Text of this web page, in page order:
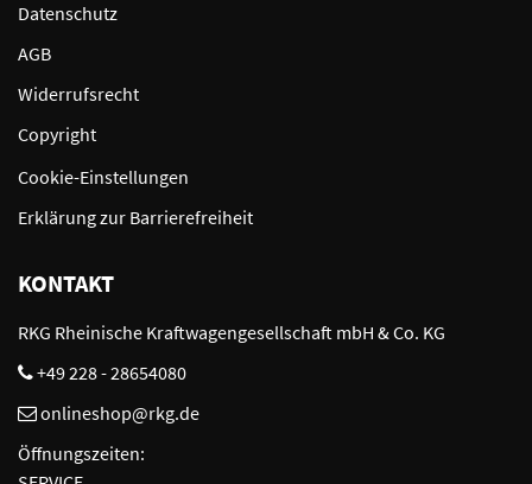
Datenschutz
AGB
Widerrufsrecht
Copyright
Cookie-Einstellungen
Erklärung zur Barrierefreiheit
KONTAKT
RKG Rheinische Kraftwagengesellschaft mbH & Co. KG
+49 228 - 28654080
onlineshop@rkg.de
Öffnungszeiten: